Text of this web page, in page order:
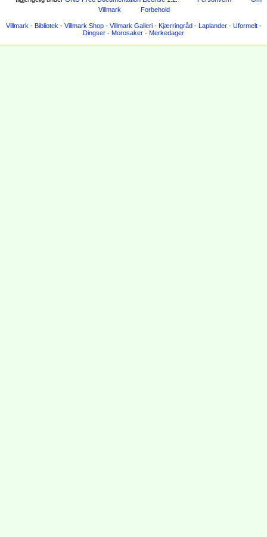
Villmark
Forbehold
Villmark - Bibliotek - Villmark Shop- Villmark Galleri- Kjærringråd - Laplander- Uformelt-
Dingser - Morosaker - Merkedager